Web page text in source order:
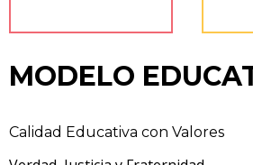
MODELO
Calidad Educativa con Valores